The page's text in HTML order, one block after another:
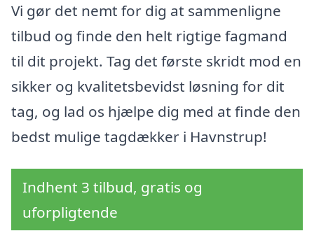
Vi gør det nemt for dig at sammenligne
tilbud og finde den helt rigtige fagmand
til dit projekt. Tag det første skridt mod en
sikker og kvalitetsbevidst løsning for dit
tag, og lad os hjælpe dig med at finde den
bedst mulige tagdækker i Havnstrup!
Indhent 3 tilbud, gratis og
uforpligtende